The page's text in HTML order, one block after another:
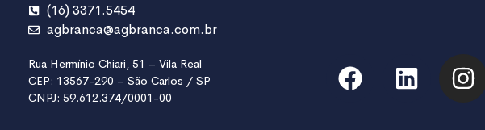
(16) 3371.5454
agbranca@agbranca.com.br
Rua Hermínio Chiari, 51 – Vila Real
CEP: 13567-290 – São Carlos / SP
CNPJ: 59.612.374/0001-00